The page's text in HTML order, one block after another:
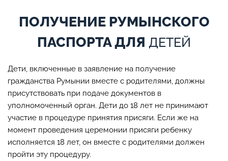
ПОЛУЧЕНИЕ РУМЫНСКОГО
ПАСПОРТА ДЛЯ ДЕТЕЙ
Дети, включенные в заявление на получение
гражданства Румынии вместе с родителями, должны
присутствовать при подаче документов в
уполномоченный орган. Дети до 18 лет не принимают
участие в процедуре принятия присяги. Если же на
момент проведения церемонии присяги ребенку
исполняется 18 лет, он вместе с родителями должен
пройти эту процедуру.